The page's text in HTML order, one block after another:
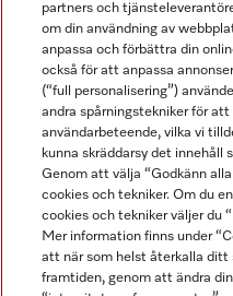
Miele AB
Allmänna villkor
Användarvillkor
Miele på LinkedIn
Miele på Facebook
Miele påMiele
partners och
om din användning av
anpassa och förbättra din
också för att anpassa
(“full personalisering”)
andra spårningstekniker för
användarbeteende, vilka vi
kunna skräddarsy det innehåll
Genom att välja “Godkänn
cookies och tekniker. Om du
cookies och tekniker väljer du
Mer information finns under
att när som helst återkalla ditt
framtiden, genom att ändra